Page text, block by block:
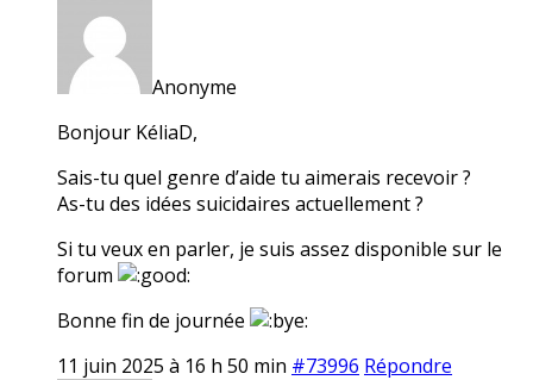
Anonyme
Bonjour KéliaD,
Sais-tu quel genre d’aide tu aimerais recevoir ?
As-tu des idées suicidaires actuellement ?
Si tu veux en parler, je suis assez disponible sur le
forum
Bonne fin de journée
11 juin 2025 à 16 h 50 min #73996 Répondre